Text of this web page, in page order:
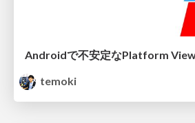
Androidで不安定なPlatform
temoki